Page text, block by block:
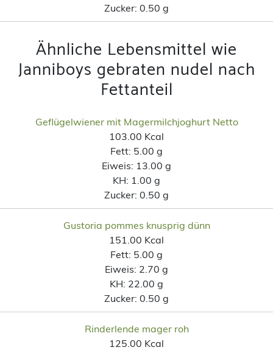
Zucker: 0.50 g
Ähnliche Lebensmittel wie
Janniboys gebraten nudel nach
Fettanteil
Geflügelwiener mit Magermilchjoghurt Netto
103.00 Kcal
Fett: 5.00 g
Eiweis: 13.00 g
KH: 1.00 g
Zucker: 0.50 g
Gustoria pommes knusprig dünn
151.00 Kcal
Fett: 5.00 g
Eiweis: 2.70 g
KH: 22.00 g
Zucker: 0.50 g
Rinderlende mager roh
125.00 Kcal